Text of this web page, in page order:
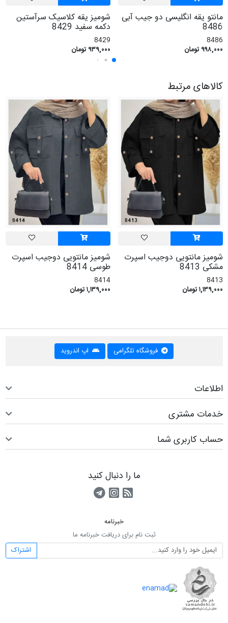
مانتو یقه انگلیسی دو جیب آبی
8486
8486
۹۹۸,۰۰۰ تومان
شومیز یقه کلاسیک سرآستین
دکمه سفید 8429
8429
۹۳۹,۰۰۰ تومان
کالاهای مرتبط
شومیز مانتویی دوجیب اسپرت
مشکی 8413
8413
۱,۱۳۹,۰۰۰ تومان
شومیز مانتویی دوجیب اسپرت
طوسی 8414
8414
۱,۱۳۹,۰۰۰ تومان
فروشگاه تلگرامی اپ اندروید
اطلاعات
خدمات مشتری
حساب کاربری شما
ما را دنبال کنید
RSSکانال آپارات
کانال تلگرام
خبرنامه
ثبت نام برای دریافت خبرنامه ما
اشتراک